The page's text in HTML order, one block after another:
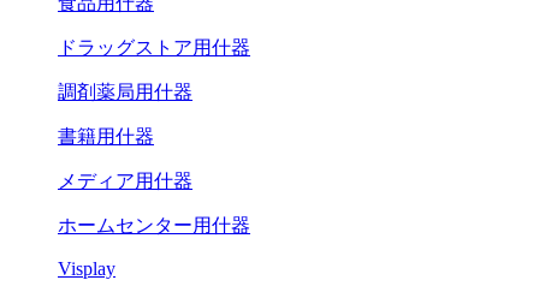
ドラッグストア用什器
調剤薬局用什器
書籍用什器
メディア用什器
ホームセンター用什器
Visplay